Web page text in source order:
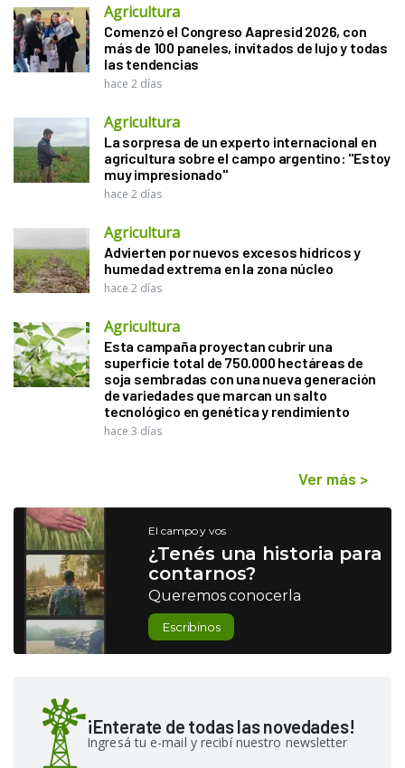
Agricultura
Comenzó el Congreso Aapresid 2026, con
más de 100 paneles, invitados de lujo y todas
las tendencias
hace 2 días
Agricultura
La sorpresa de un experto internacional en
agricultura sobre el campo argentino: "Estoy
muy impresionado"
hace 2 días
Agricultura
Advierten por nuevos excesos hídricos y
humedad extrema en la zona núcleo
hace 2 días
Agricultura
Esta campaña proyectan cubrir una
superficie total de 750.000 hectáreas de
soja sembradas con una nueva generación
de variedades que marcan un salto
tecnológico en genética y rendimiento
hace 3 días
Ver más >
El campo y vos
¿Tenés una historia para
contarnos?
Queremos conocerla
Escribinos
¡Enterate de todas las novedades!
Ingresá tu e-mail y recibí nuestro newsletter